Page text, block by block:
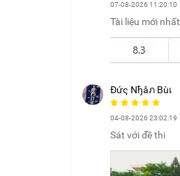
07-08-2026 11:20:10
Tài liệu mới nhất
Đứς Nђâภ Bùเ
04-08-2026 23:02:19
Sát với đề thi